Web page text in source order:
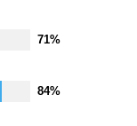
71%
84%